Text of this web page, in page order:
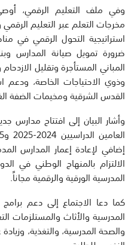
وفي ملف التعليم الرقمي،
مخرجات التعلم عبر التعليم الرقمي
استراتيجية التحول الرقمي في
ضرورة تمويل صيانة المدارس
المباني المستأجرة وتقليل
وذوي الاحتياجات الخاصة،
القدس الشرقية ومخيمات الضفة
وأشار البيان إلى افتتاح مدارس
إضافي لإعادة إعمار المدارس
الالتزام بالمنهاج الوطني في
المدرسية الورقية والرقمية مجاناً.
كما دعا الاجتماع إلى دعم برامج
المدرسية والأثاث والمستلزمات
والصحة المدرسية، والتغذية،